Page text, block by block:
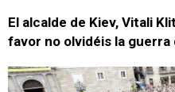
El alcalde de Kiev, Vitali
favor no olvidéis la guerra